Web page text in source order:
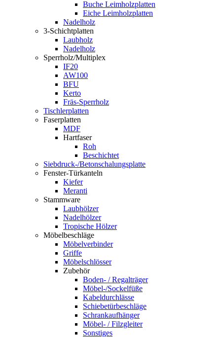
Buche Leimholzplatten
Eiche Leimholzplatten
Nadelholz
3-Schichtplatten
Laubholz
Nadelholz
Sperrholz/Multiplex
IF20
AW100
BFU
Kerto
Fräs-Sperrholz
Tischlerplatten
Faserplatten
MDF
Hartfaser
Roh
Beschichtet
Siebdruck-/Betonschalungsplatte
Fenster-Türkanteln
Kiefer
Meranti
Stammware
Laubhölzer
Nadelhölzer
Tropische Hölzer
Möbelbeschläge
Möbelverbinder
Griffe
Möbelschlösser
Zubehör
Boden- / Regalträger
Möbel-/Sockelfüße
Kabeldurchlässe
Schiebetürbeschläge
Schrankaufhänger
Möbel- / Filzgleiter
Sonstiges